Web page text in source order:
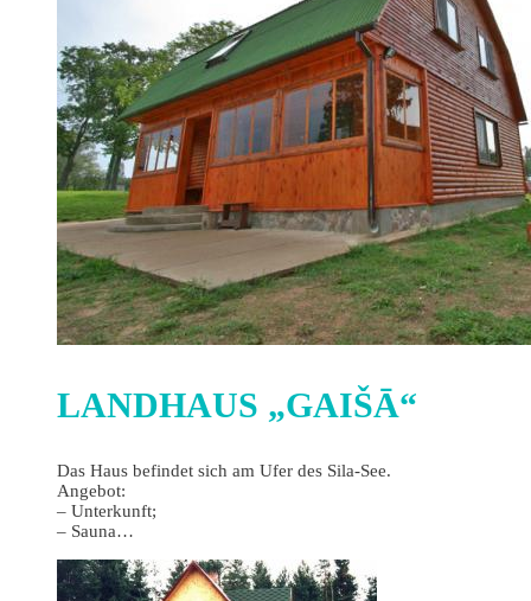
LANDHAUS „GAIŠĀ“
Das Haus befindet sich am Ufer des Sila-See.
Angebot:
– Unterkunft;
– Sauna…